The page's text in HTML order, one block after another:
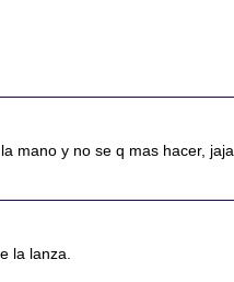
mano y no se q mas hacer, jaja.
la lanza.